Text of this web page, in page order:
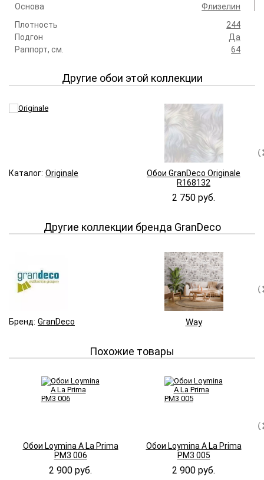
Основа
Флизелин
Плотность
244
Подгон
Да
Раппорт, см.
64
Другие обои этой коллекции
Каталог: Originale
Обои GranDeco Originale
R168132
2 750 руб.
Другие коллекции бренда GranDeco
Бренд: GranDeco Way
Похожие товары
Обои Loymina A La Prima
PM3 006
2 900 руб.
Обои Loymina A La Prima
PM3 005
2 900 руб.